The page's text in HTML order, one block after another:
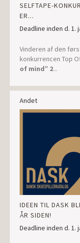
SELFTAPE-
ER...
Deadline inden d. 1.
Vinderen af den
konkurrencen Top
of mind” 2...
Andet
IDEEN TIL DASK
ÅR SIDEN!
Deadline inden d. 1.